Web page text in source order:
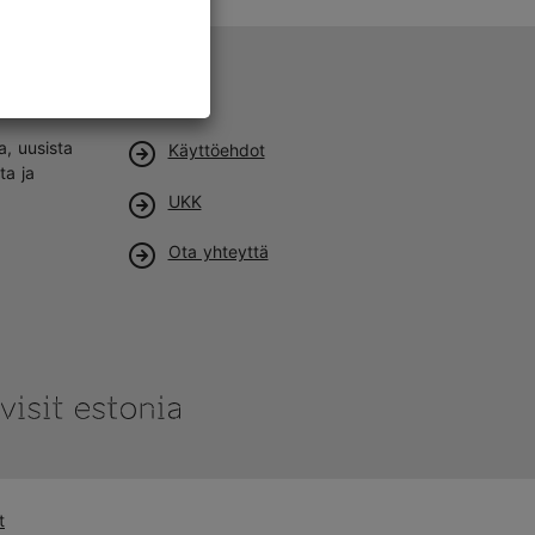
uusista
ja
Käyttöehdot
UKK
Ota yhteyttä